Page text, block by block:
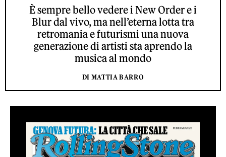
È sempre bello vedere i New Order e i
Blur dal vivo, ma nell’eterna lotta tra
retromania e futurismi una nuova
generazione di artisti sta aprendo la
musica al mondo
DI MATTIA BARRO